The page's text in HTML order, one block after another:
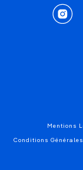
Mentions
Conditions